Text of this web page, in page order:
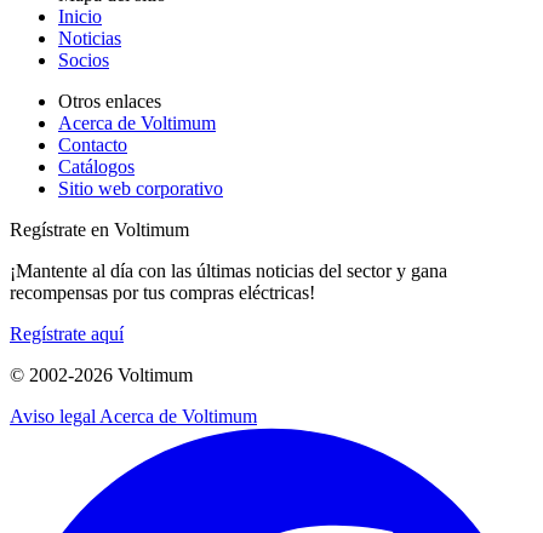
Inicio
Noticias
Socios
Otros enlaces
Acerca de Voltimum
Contacto
Catálogos
Sitio web corporativo
Regístrate en Voltimum
¡Mantente al día con las últimas noticias del sector y gana
recompensas por tus compras eléctricas!
Regístrate aquí
© 2002-2026 Voltimum
Aviso legal Acerca de Voltimum